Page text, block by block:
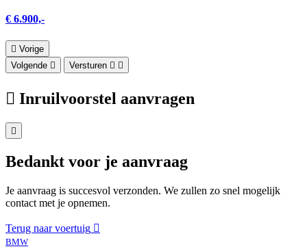
€ 6.900,-
Vorige
Volgende
Versturen
Inruilvoorstel aanvragen
Bedankt voor je aanvraag
Je aanvraag is succesvol verzonden. We zullen zo snel mogelijk
contact met je opnemen.
Terug naar voertuig
BMW